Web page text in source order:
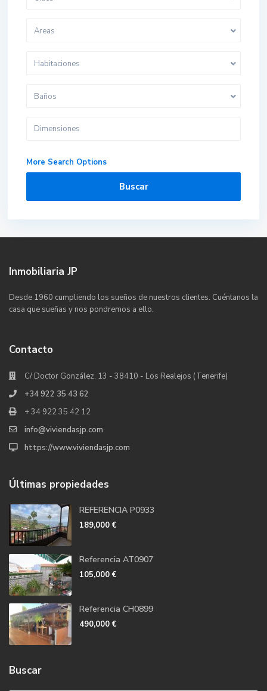
Areas
Habitaciones
Baños
More Search Options
Buscar
Inmobiliaria JP
Desde 1960 cumpliendo los sueños de nuestros clientes. Cuéntanos la
casa que sueñas y nos pondremos a ello.
Contacto
C/ Doctor González, 13 - 38410 - Los Realejos (Tenerife)
+34 922 35 43 62
+ 34 922 35 42 12
info@viviendasjp.com
https://www.viviendasjp.com
Últimas propiedades
REFERENCIA P0933
189,000 €
Referencia AT0907
105,000 €
Referencia CH0899
490,000 €
Buscar